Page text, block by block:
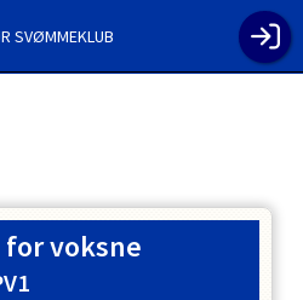
SVØMMEKLUB
for voksne